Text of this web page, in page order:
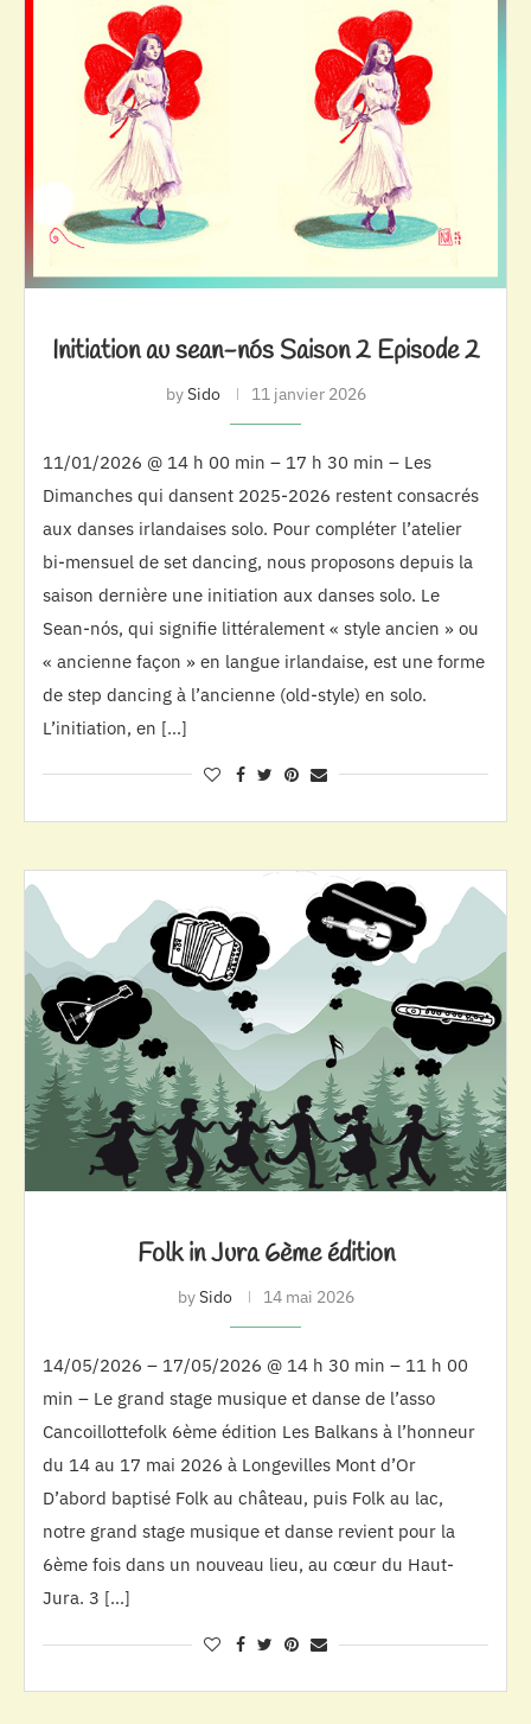
Initiation au sean-nós Saison 2 Episode 2
bySido 11 janvier 2026
11/01/2026 @ 14 h 00 min – 17 h 30 min – Les
Dimanches qui dansent 2025-2026 restent consacrés
aux danses irlandaises solo. Pour compléter l’atelier
bi-mensuel de set dancing, nous proposons depuis la
saison dernière une initiation aux danses solo. Le
Sean-nós, qui signifie littéralement « style ancien » ou
« ancienne façon » en langue irlandaise, est une forme
de step dancing à l’ancienne (old-style) en solo.
L’initiation, en […]
Folk in Jura 6ème édition
bySido 14 mai 2026
14/05/2026 – 17/05/2026 @ 14 h 30 min – 11 h 00
min – Le grand stage musique et danse de l’asso
Cancoillottefolk 6ème édition Les Balkans à l’honneur
du 14 au 17 mai 2026 à Longevilles Mont d’Or
D’abord baptisé Folk au château, puis Folk au lac,
notre grand stage musique et danse revient pour la
6ème fois dans un nouveau lieu, au cœur du Haut-
Jura. 3 […]